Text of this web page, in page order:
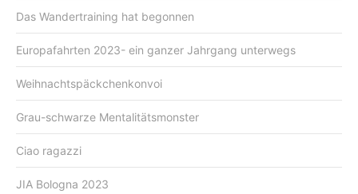
Das Wandertraining hat begonnen
Europafahrten 2023- ein ganzer Jahrgang unterwegs
Weihnachtspäckchenkonvoi
Grau-schwarze Mentalitätsmonster
Ciao ragazzi
JIA Bologna 2023